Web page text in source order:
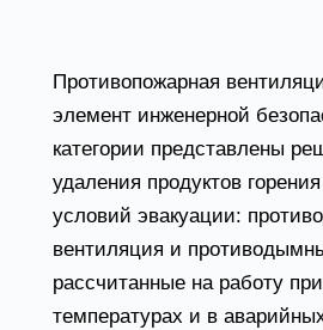
Противопожарная
элемент инженерной
категории представлены
удаления продуктов
условий эвакуации:
вентиляция и
рассчитанные на работу
температурах и в